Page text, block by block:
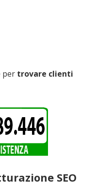
per trovare clienti
SEO